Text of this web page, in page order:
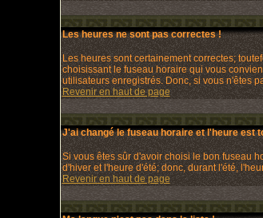
Les heures ne sont pas correctes !
Les heures sont certainement correctes;
choisissant le fuseau horaire qui vous
utilisateurs enregistrés. Donc, si vous n'êtes
Revenir en haut de page
J'ai changé le fuseau horaire et l'heure est
Si vous êtes sûr d'avoir choisi le bon fuseau
d'hiver et l'heure d'été; donc, durant l'été,
Revenir en haut de page